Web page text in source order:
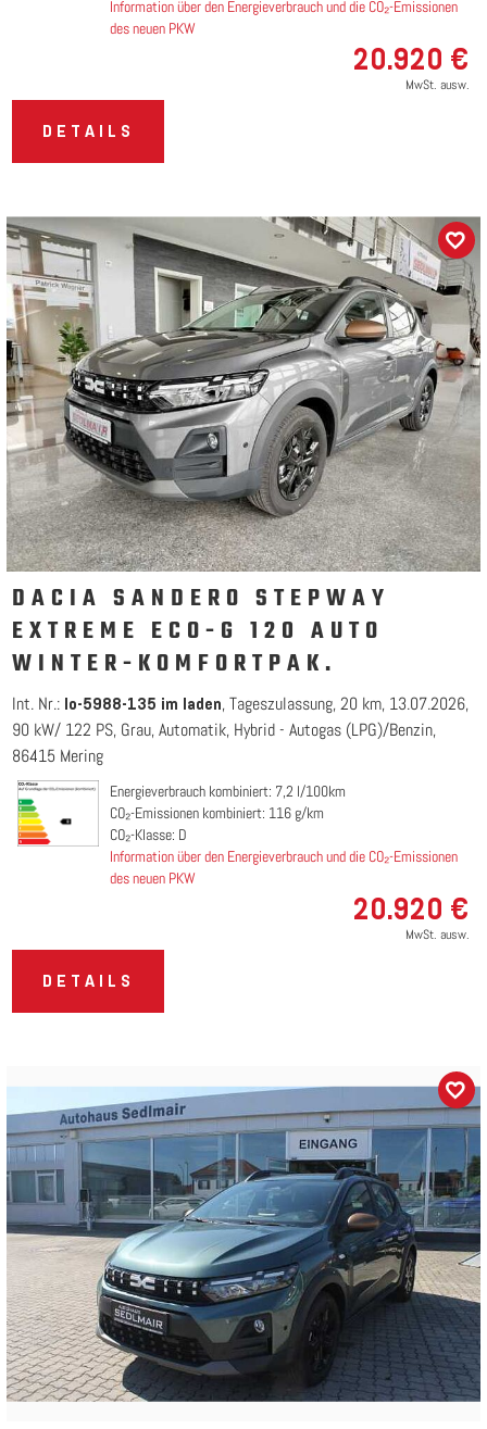
Information über den Energieverbrauch und die CO₂-Emissionen
des neuen PKW
20.920 €
MwSt. ausw.
DETAILS
DACIA SANDERO STEPWAY
EXTREME ECO-G 120 AUTO
WINTER-KOMFORTPAK.
Int. Nr.: lo-5988-135 im laden Tageszulassung 20 km 13.07.2026
90 kW/ 122 PS Grau Automatik Hybrid - Autogas (LPG)/Benzin
86415 Mering
Energieverbrauch kombiniert: 7,2 l/100km
CO₂-Emissionen kombiniert: 116 g/km
CO₂-Klasse: D
Information über den Energieverbrauch und die CO₂-Emissionen
des neuen PKW
20.920 €
MwSt. ausw.
DETAILS